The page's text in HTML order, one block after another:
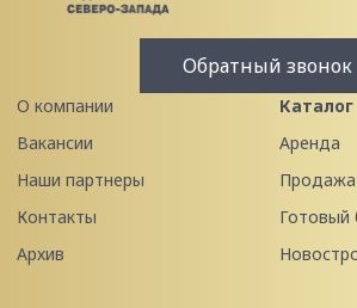
Обратный звонок
О компании
Вакансии
Наши партнеры
Контакты
Архив
Каталог
Аренда
Продажа
Готовый